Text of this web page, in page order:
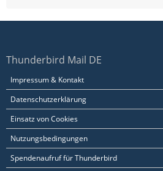
Thunderbird Mail DE
Impressum & Kontakt
Datenschutzerklärung
Einsatz von Cookies
Nutzungsbedingungen
Spendenaufruf für Thunderbird